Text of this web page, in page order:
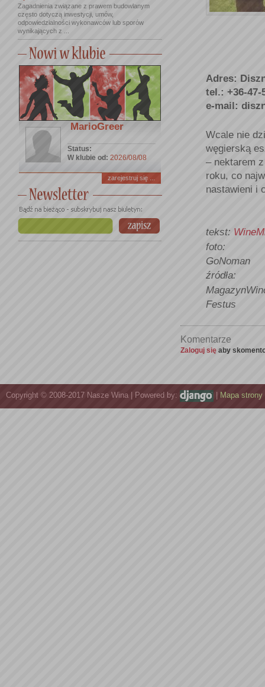
Zagadnienia związane z prawem budowlanym
często dotyczą inwestycji, umów,
odpowiedzialności wykonawców lub sporów
wynikających z ...
MarioGreer
Status:
W klubie od: 2026/08/08
zarejestruj się ...
Adres:
tel.: +36-47-
e-mail:
Wcale nie
węgierską
– nektarem
roku, co
nastawieni i
tekst:
foto:
GoNoman
źródła:
Festus
Komentarze
Zaloguj się aby
Copyright © 2008-2017 Nasze Wina | Powered by: Mapa strony